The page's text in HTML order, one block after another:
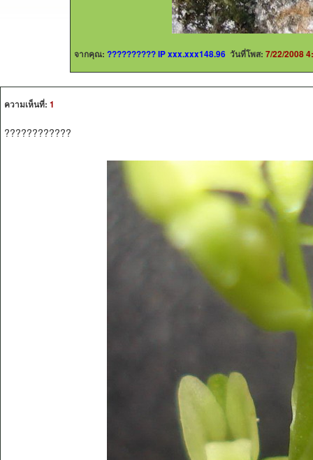
จากคุณ: ?????????? IP xxx.xxx148.96 วันที่โพส: 7/22/2008
ความเห็นที่: 1
????????????